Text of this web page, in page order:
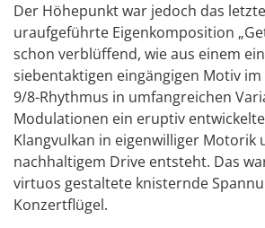
Der Höhepunkt war jedoch das
uraufgeführte Eigenkomposition
schon verblüffend, wie aus einem
siebentaktigen eingängigen Motiv
9/8-Rhythmus in umfangreichen
Modulationen ein eruptiv
Klangvulkan in eigenwilliger Motorik
nachhaltigem Drive entsteht. Das
virtuos gestaltete knisternde
Konzertflügel.